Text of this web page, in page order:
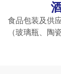
食品包装及供
（玻璃瓶、陶